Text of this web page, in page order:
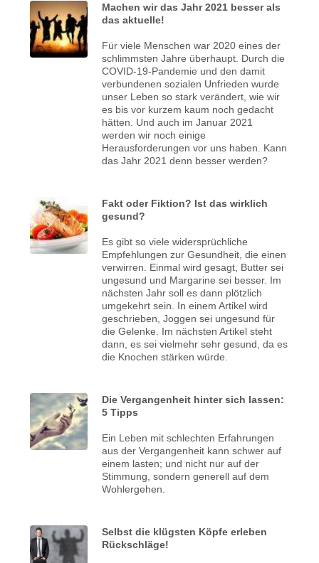
Machen wir das Jahr 2021 besser als
das aktuelle!
Für viele Menschen war 2020 eines der
schlimmsten Jahre überhaupt. Durch die
COVID-19-Pandemie und den damit
verbundenen sozialen Unfrieden wurde
unser Leben so stark verändert, wie wir
es bis vor kurzem kaum noch gedacht
hätten. Und auch im Januar 2021
werden wir noch einige
Herausforderungen vor uns haben. Kann
das Jahr 2021 denn besser werden?
Fakt oder Fiktion? Ist das wirklich
gesund?
Es gibt so viele widersprüchliche
Empfehlungen zur Gesundheit, die einen
verwirren. Einmal wird gesagt, Butter sei
ungesund und Margarine sei besser. Im
nächsten Jahr soll es dann plötzlich
umgekehrt sein. In einem Artikel wird
geschrieben, Joggen sei ungesund für
die Gelenke. Im nächsten Artikel steht
dann, es sei vielmehr sehr gesund, da es
die Knochen stärken würde.
Die Vergangenheit hinter sich lassen:
5 Tipps
Ein Leben mit schlechten Erfahrungen
aus der Vergangenheit kann schwer auf
einem lasten; und nicht nur auf der
Stimmung, sondern generell auf dem
Wohlergehen.
Selbst die klügsten Köpfe erleben
Rückschläge!